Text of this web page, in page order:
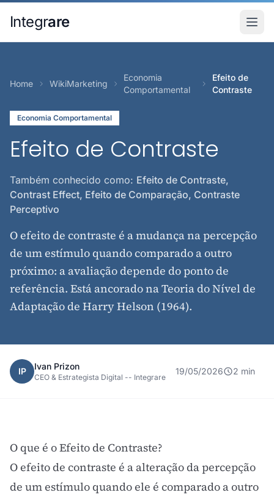
Integrare
Home WikiMarketing
Economia
Comportamental
Efeito de
Contraste
Economia Comportamental
Efeito de Contraste
Também conhecido como: Efeito de Contraste,
Contrast Effect, Efeito de Comparação, Contraste
Perceptivo
O efeito de contraste é a mudança na percepção
de um estímulo quando comparado a outro
próximo: a avaliação depende do ponto de
referência. Está ancorado na Teoria do Nível de
Adaptação de Harry Helson (1964).
IP Ivan Prizon
CEO & Estrategista Digital -- Integrare
19/05/2026 2 min
O que é o Efeito de Contraste?
O efeito de contraste é a alteração da percepção
de um estímulo quando ele é comparado a outro